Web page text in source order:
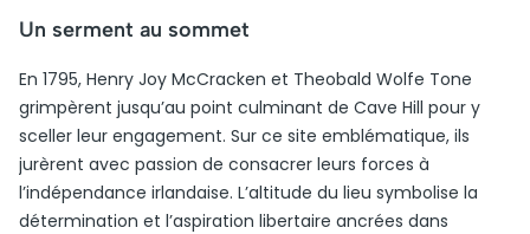
Un serment au sommet
En 1795, Henry Joy McCracken et Theobald Wolfe Tone
grimpèrent jusqu’au point culminant de Cave Hill pour y
sceller leur engagement. Sur ce site emblématique, ils
jurèrent avec passion de consacrer leurs forces à
l’indépendance irlandaise. L’altitude du lieu symbolise la
détermination et l’aspiration libertaire ancrées dans